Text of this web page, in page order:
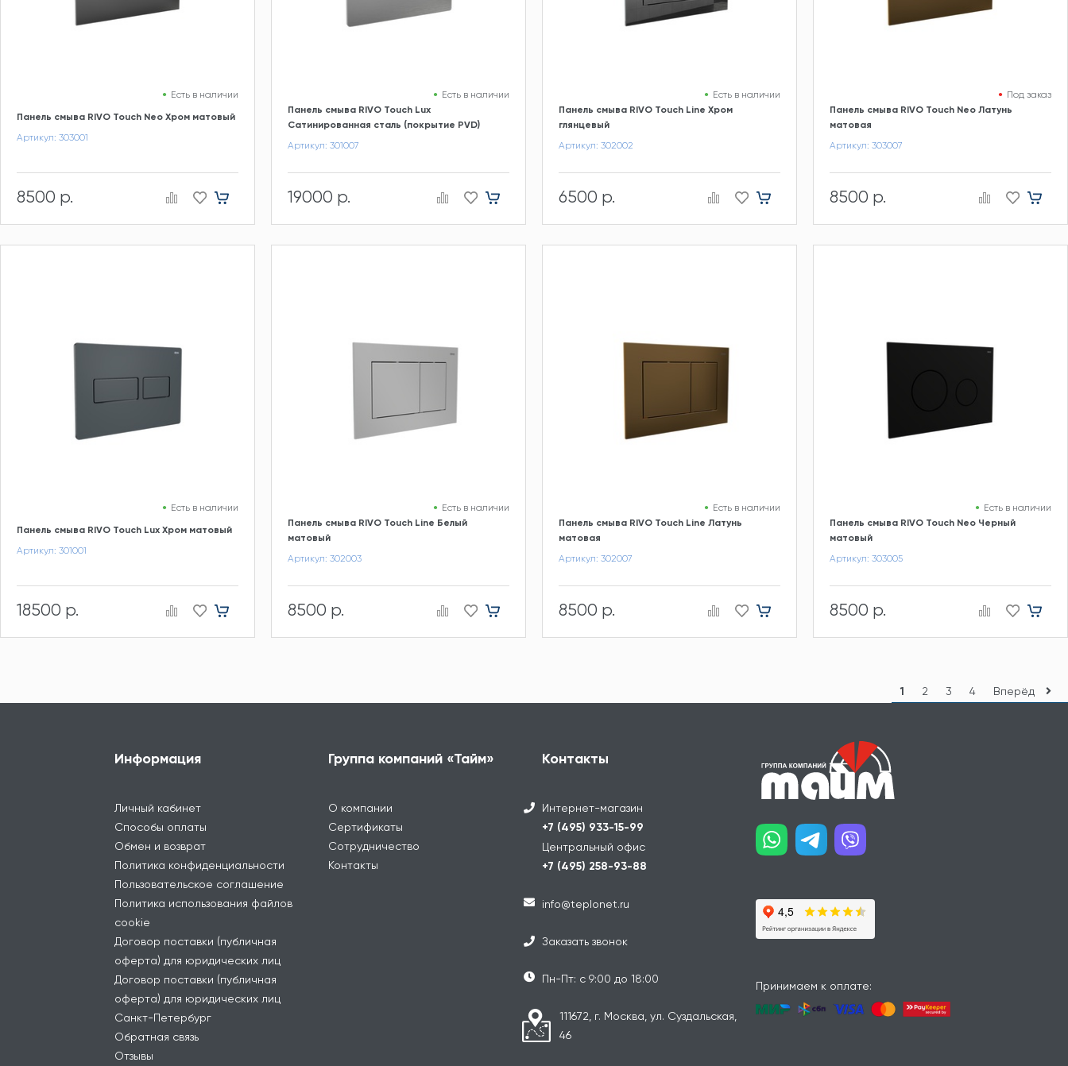
Есть в наличии
Панель смыва RIVO Touch Neo Хром матовый
Артикул: 303001
8500 р.
Есть в наличии
Панель смыва RIVO Touch Lux
Сатинированная сталь (покрытие PVD)
Артикул: 301007
19000 р.
Есть в наличии
Панель смыва RIVO Touch Line Хром
глянцевый
Артикул: 302002
6500 р.
Под заказ
Панель смыва RIVO Touch Neo Латунь
матовая
Артикул: 303007
8500 р.
Есть в наличии
Панель смыва RIVO Touch Lux Хром матовый
Артикул: 301001
18500 р.
Есть в наличии
Панель смыва RIVO Touch Line Белый
матовый
Артикул: 302003
8500 р.
Есть в наличии
Панель смыва RIVO Touch Line Латунь
матовая
Артикул: 302007
8500 р.
Есть в наличии
Панель смыва RIVO Touch Neo Черный
матовый
Артикул: 303005
8500 р.
1 2 3 4 Вперёд
Информация
Личный кабинет
Способы оплаты
Обмен и возврат
Политика конфиденциальности
Пользовательское соглашение
Политика использования файлов
cookie
Договор поставки (публичная
оферта) для юридических лиц
Договор поставки (публичная
оферта) для юридических лиц
Санкт-Петербург
Обратная связь
Отзывы
Группа компаний «Тайм»
О компании
Сертификаты
Сотрудничество
Контакты
Контакты
Интернет-магазин
+7 (495) 933-15-99
Центральный офис
+7 (495) 258-93-88
info@teplonet.ru
Заказать звонок
Пн-Пт: с 9:00 до 18:00
111672, г. Москва, ул. Суздальская,
46
Принимаем к оплате: